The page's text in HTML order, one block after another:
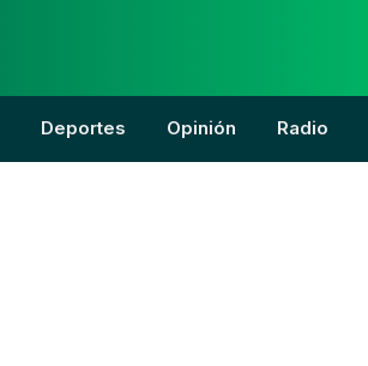
Deportes Opinión Radio